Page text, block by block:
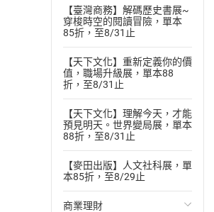
【臺灣商務】解碼歷史書展~
穿梭時空的閱讀冒險，單本
85折，至8/31止
【天下文化】重新定義你的價
值，職場升級展，單本88
折，至8/31止
【天下文化】理解今天，才能
預見明天。世界變局展，單本
88折，至8/31止
【麥田出版】人文社科展，單
本85折，至8/29止
商業理財